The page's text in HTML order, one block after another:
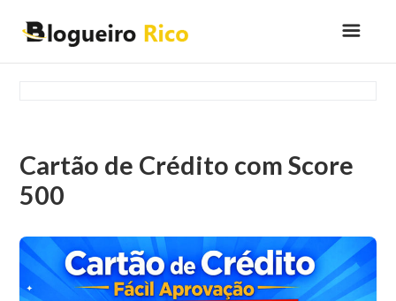
Cartão de Crédito com Score
500